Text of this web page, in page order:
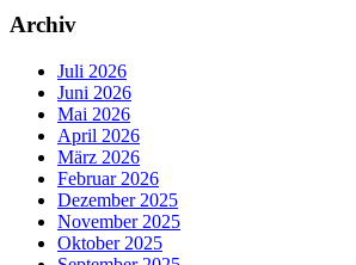
Archiv
Juli 2026
Juni 2026
Mai 2026
April 2026
März 2026
Februar 2026
Dezember 2025
November 2025
Oktober 2025